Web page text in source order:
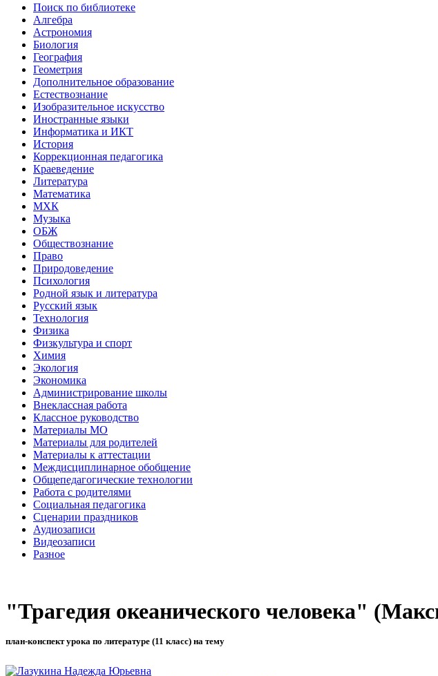
Поиск по библиотеке
Алгебра
Астрономия
Биология
География
Геометрия
Дополнительное образование
Естествознание
Изобразительное искусство
Иностранные языки
Информатика и ИКТ
История
Коррекционная педагогика
Краеведение
Литература
Математика
МХК
Музыка
ОБЖ
Обществознание
Право
Природоведение
Психология
Родной язык и литература
Русский язык
Технология
Физика
Физкультура и спорт
Химия
Экология
Экономика
Администрирование школы
Внеклассная работа
Классное руководство
Материалы МО
Материалы для родителей
Материалы к аттестации
Междисциплинарное обобщение
Общепедагогические технологии
Работа с родителями
Социальная педагогика
Сценарии праздников
Аудиозаписи
Видеозаписи
Разное
"Трагедия океанического человека"
план-конспект урока по литературе (11 класс) на тему